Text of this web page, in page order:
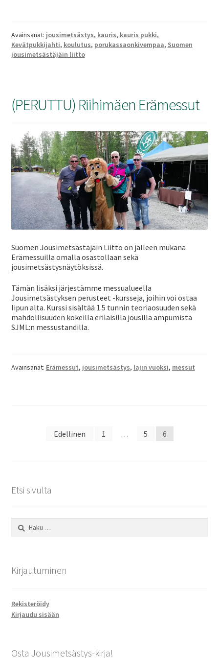
EN
Avainsanat: jousimetsästys, kauris, kauris pukki,
Kevätpukkijahti, koulutus, porukassaonkivempaa, Suomen
jousimetsästäjäin liitto
(PERUTTU) Riihimäen Erämessut
Suomen Jousimetsästäjäin Liitto on jälleen mukana
Erämessuilla omalla osastollaan sekä
jousimetsästysnäytöksissä.
Tämän lisäksi järjestämme messualueella
Jousimetsästyksen perusteet -kursseja, joihin voi ostaa
lipun alta. Kurssi sisältää 1.5 tunnin teoriaosuuden sekä
mahdollisuuden kokeilla erilaisilla jousilla ampumista
SJML:n messustandilla.
Avainsanat: Erämessut, jousimetsästys, lajin vuoksi, messut
Artikkelien
Edellinen 1 … 5 6
Etsi sivulta
Haku:
Kirjautuminen
Rekisteröidy
Kirjaudu sisään
Osta Jousimetsästys-kirja!